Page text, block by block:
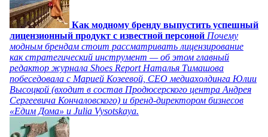
Как модному бренду выпустить успешный
лицензионный продукт с известной персоной Почему
модным брендам стоит рассматривать лицензирование
как стратегический инструмент — об этом главный
редактор журнала Shoes Report Наталья Тимашова
побеседовала с Марией Козеевой, СЕО медиахолдинга Юлии
Высоцкой (входит в состав Продюсерского центра Андрея
Сергеевича Кончаловского) и бренд-директором бизнесов
«Едим Дома» и Julia Vysotskaya.